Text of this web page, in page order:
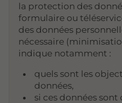
la protection des
formulaire ou
des données
nécessaire
indique notamment :
quels sont les
données,
si ces données